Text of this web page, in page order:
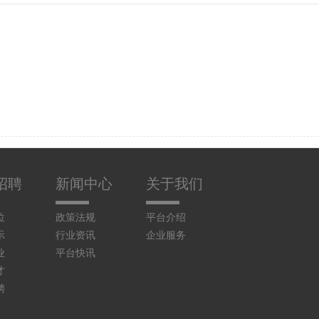
聘 新闻中心
政策法规
行业资讯
平台快讯
关于我们
平台介绍
企业服务